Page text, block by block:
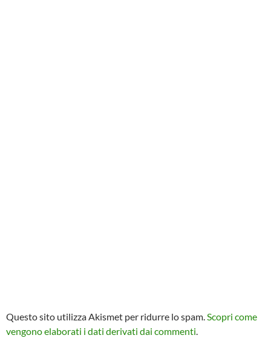
Questo sito utilizza Akismet per ridurre lo spam.Scopri come
vengono elaborati i dati derivati dai commenti.